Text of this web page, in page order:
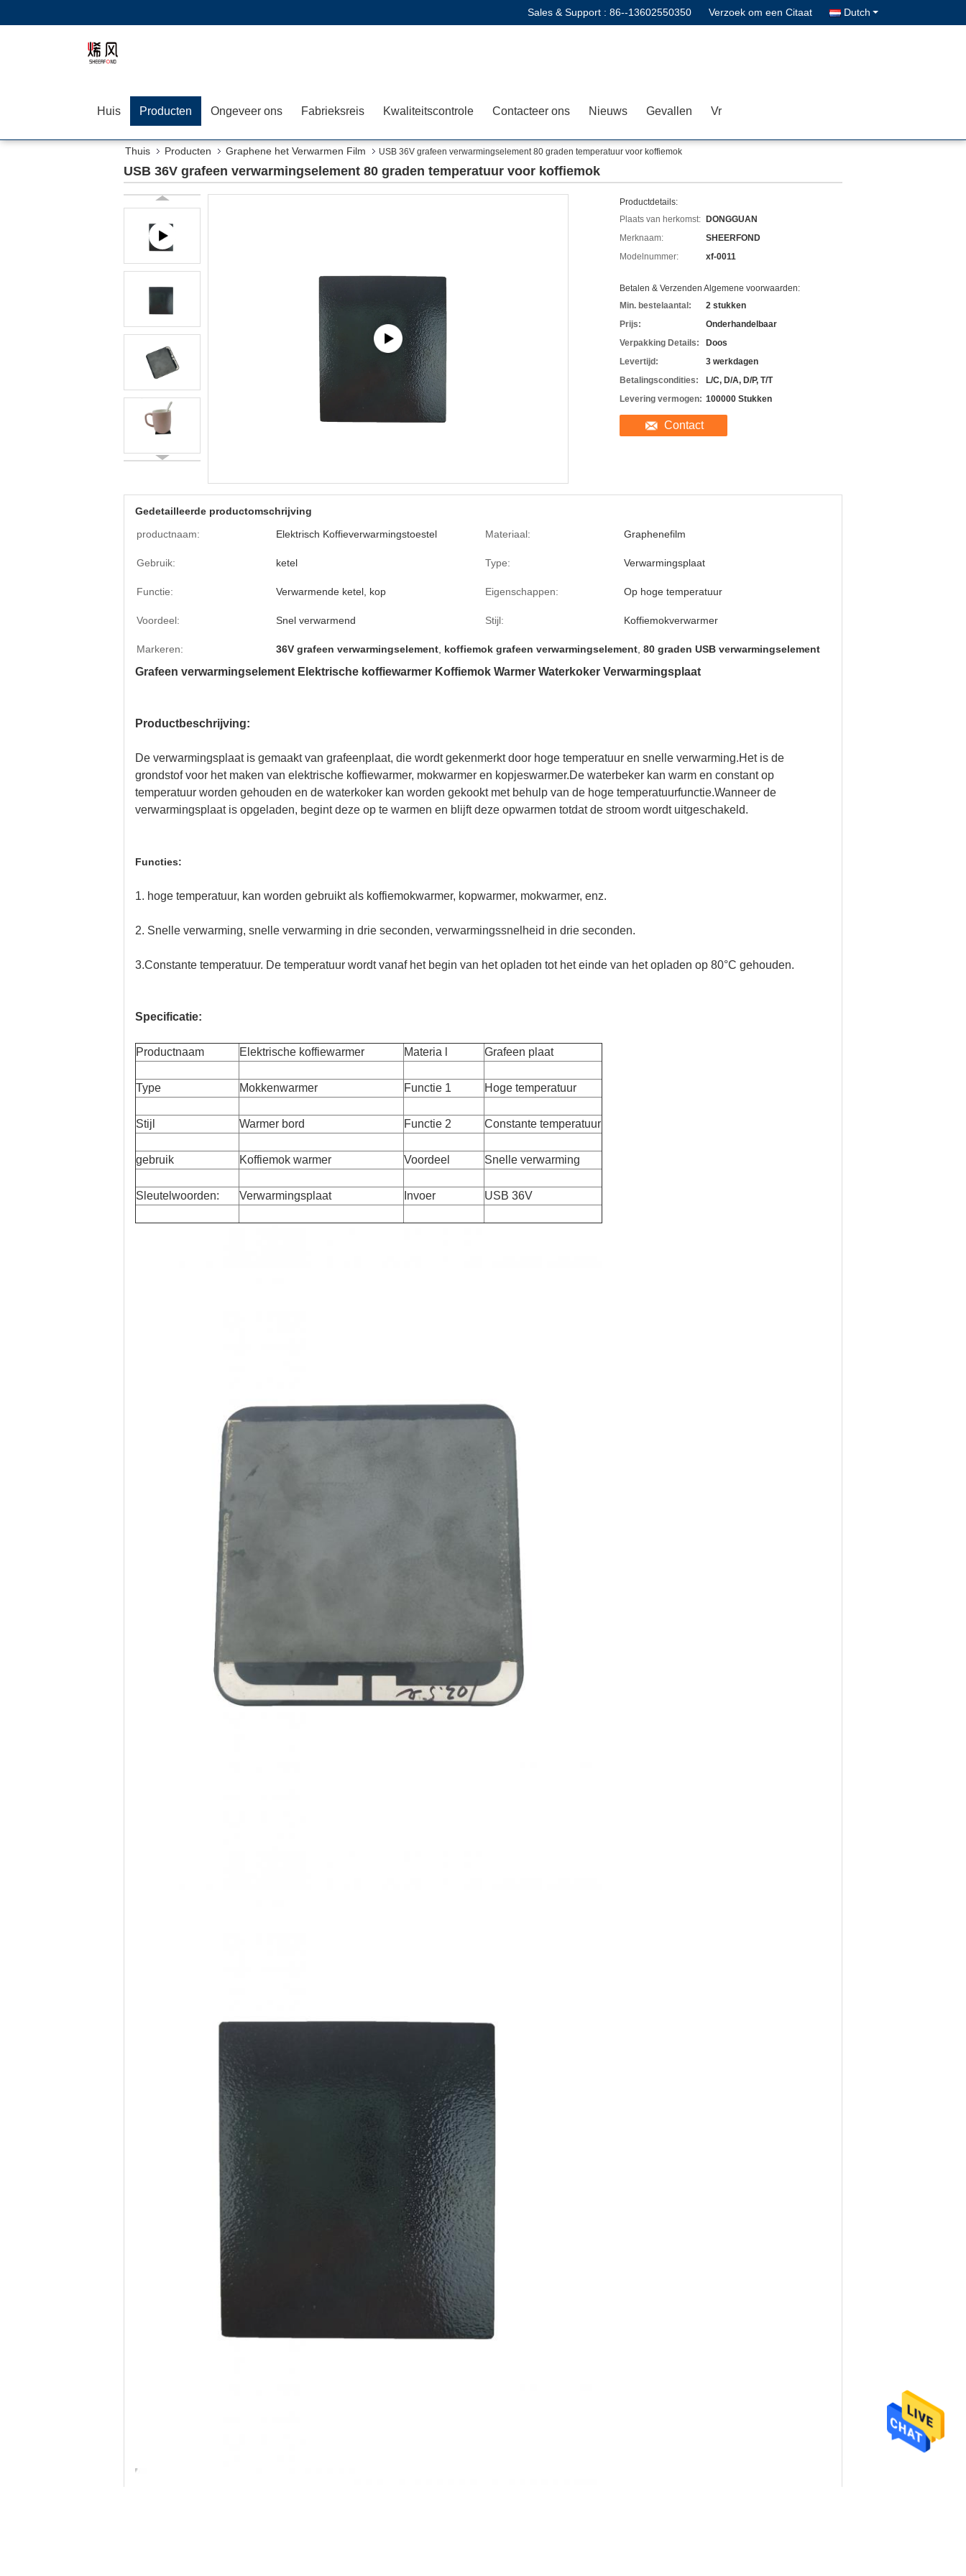
Sales & Support : 86--13602550350 Verzoek om een Citaat Dutch
Huis Producten Ongeveer ons Fabrieksreis Kwaliteitscontrole Contacteer ons Nieuws Gevallen Vr
Thuis Producten Graphene het Verwarmen Film USB 36V grafeen verwarmingselement 80 graden temperatuur voor koffiemok
USB 36V grafeen verwarmingselement 80 graden temperatuur voor koffiemok
Productdetails:
Plaats van herkomst:
DONGGUAN
Merknaam:
SHEERFOND
Modelnummer:
xf-0011
Betalen & Verzenden Algemene voorwaarden:
Min. bestelaantal:
2 stukken
Prijs:
Onderhandelbaar
Verpakking Details:
Doos
Levertijd:
3 werkdagen
Betalingscondities:
L/C, D/A, D/P, T/T
Levering vermogen: 100000 Stukken
Contact
Gedetailleerde productomschrijving
productnaam:
Elektrisch Koffieverwarmingstoestel Materiaal: Graphenefilm
Gebruik: ketel Type: Verwarmingsplaat
Functie: Verwarmende ketel, kop Eigenschappen: Op hoge temperatuur
Voordeel: Snel verwarmend Stijl: Koffiemokverwarmer
Markeren: 36V grafeen verwarmingselement koffiemok grafeen verwarmingselement 80 graden USB verwarmingselement
Grafeen verwarmingselement Elektrische koffiewarmer Koffiemok Warmer Waterkoker Verwarmingsplaat
Productbeschrijving:
De verwarmingsplaat is gemaakt van grafeenplaat, die wordt gekenmerkt door hoge temperatuur en snelle verwarming.Het is de
grondstof voor het maken van elektrische koffiewarmer, mokwarmer en kopjeswarmer.De waterbeker kan warm en constant op
temperatuur worden gehouden en de waterkoker kan worden gekookt met behulp van de hoge temperatuurfunctie.Wanneer de
verwarmingsplaat is opgeladen, begint deze op te warmen en blijft deze opwarmen totdat de stroom wordt uitgeschakeld.
Functies:
1. hoge temperatuur, kan worden gebruikt als koffiemokwarmer, kopwarmer, mokwarmer, enz.
2. Snelle verwarming, snelle verwarming in drie seconden, verwarmingssnelheid in drie seconden.
3.Constante temperatuur. De temperatuur wordt vanaf het begin van het opladen tot het einde van het opladen op 80°C gehouden.
Specificatie:
Productnaam Elektrische koffiewarmer Materia l Grafeen plaat
Type Mokkenwarmer Functie 1 Hoge temperatuur
Stijl Warmer bord Functie 2 Constante temperatuur
gebruik Koffiemok warmer Voordeel Snelle verwarming
Sleutelwoorden: Verwarmingsplaat Invoer USB 36V